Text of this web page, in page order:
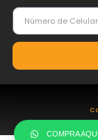
COMPRA AQUI